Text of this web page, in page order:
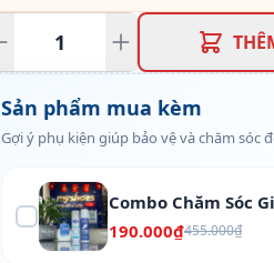
Sản phẩm mua kèm
Gợi ý phụ kiện giúp bảo vệ và chăm sóc
Combo Chăm Sóc
190.000₫455.000₫